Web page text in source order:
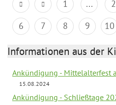
1 ... 2
6
7 8 9 10
Informationen aus der
Ankündigung - Mittelalterfest
15.08.2024
Ankündigung - Schließtage